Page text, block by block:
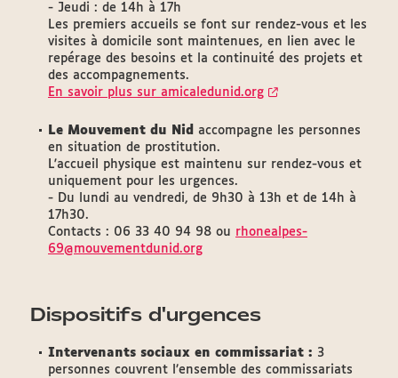
- Jeudi : de 14h à 17h
Les premiers accueils se font sur rendez-vous et les
visites à domicile sont maintenues, en lien avec le
repérage des besoins et la continuité des projets et
des accompagnements.
En savoir plus sur amicaledunid.org
Le Mouvement du Nid
accompagne les personnes
en situation de prostitution.
L'accueil physique est maintenu sur rendez-vous et
uniquement pour les urgences.
- Du lundi au vendredi, de 9h30 à 13h et de 14h à
17h30.
Contacts : 06 33 40 94 98 ou rhonealpes-
69@mouvementdunid.org
Dispositifs d'urgences
Intervenants sociaux en commissariat : 3
personnes couvrent l’ensemble des commissariats